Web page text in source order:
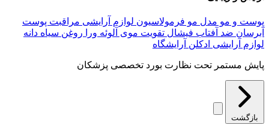
پوست و مو مدل مو فرمولاسیون لوازم آرایشی مراقبت پوست
آبرسان ضد آفتاب فیشال تقویت موی آلوئه‌ ورا روغن سیاه دانه
لوازم آرایشی ادکلن آرایشگاه
پایش مستمر تحت نظارت بورد تخصصی پزشکان
بازگشت